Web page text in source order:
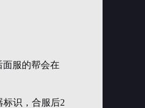
服的帮会在
标识，合服后2